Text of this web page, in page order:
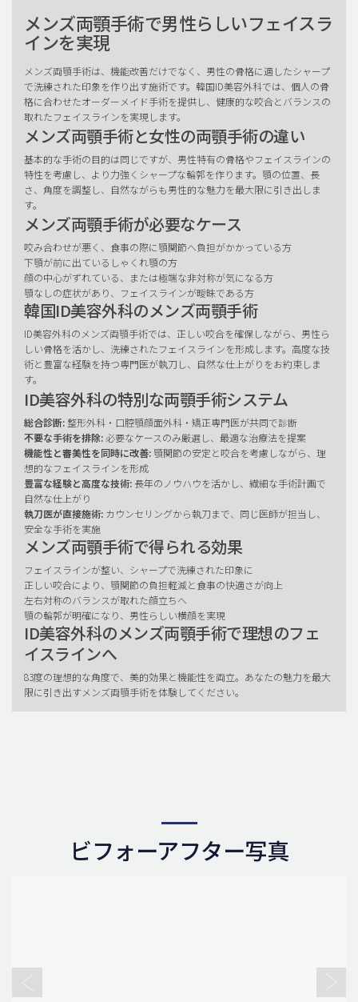
メンズ両顎手術で男性らしいフェイスラ
インを実現
メンズ両顎手術は、機能改善だけでなく、男性の骨格に適したシャープ
で洗練された印象を作り出す施術です。韓国ID美容外科では、個人の骨
格に合わせたオーダーメイド手術を提供し、健康的な咬合とバランスの
取れたフェイスラインを実現します。
メンズ両顎手術と女性の両顎手術の違い
基本的な手術の目的は同じですが、男性特有の骨格やフェイスラインの
特性を考慮し、より力強くシャープな輪郭を作ります。顎の位置、長
さ、角度を調整し、自然ながらも男性的な魅力を最大限に引き出しま
す。
メンズ両顎手術が必要なケース
咬み合わせが悪く、食事の際に顎関節へ負担がかかっている方
下顎が前に出ているしゃくれ顎の方
顔の中心がずれている、または極端な非対称が気になる方
顎なしの症状があり、フェイスラインが曖昧である方
韓国ID美容外科のメンズ両顎手術
ID美容外科のメンズ両顎手術では、正しい咬合を確保しながら、男性ら
しい骨格を活かし、洗練されたフェイスラインを形成します。高度な技
術と豊富な経験を持つ専門医が執刀し、自然な仕上がりをお約束しま
す。
ID美容外科の特別な両顎手術システム
総合診断:整形外科・口腔顎顔面外科・矯正専門医が共同で診断
不要な手術を排除:必要なケースのみ厳選し、最適な治療法を提案
機能性と審美性を同時に改善: 顎関節の安定と咬合を考慮しながら、理
想的なフェイスラインを形成
豊富な経験と高度な技術: 長年のノウハウを活かし、繊細な手術計画で
自然な仕上がり
執刀医が直接施術: カウンセリングから執刀まで、同じ医師が担当し、
安全な手術を実施
メンズ両顎手術で得られる効果
フェイスラインが整い、シャープで洗練された印象に
正しい咬合により、顎関節の負担軽減と食事の快適さが向上
左右対称のバランスが取れた顔立ちへ
顎の輪郭が明確になり、男性らしい横顔を実現
ID美容外科のメンズ両顎手術で理想のフェ
イスラインへ
83度の理想的な角度で、美的効果と機能性を両立。あなたの魅力を最大
限に引き出すメンズ両顎手術を体験してください。
ビフォーアフター写真